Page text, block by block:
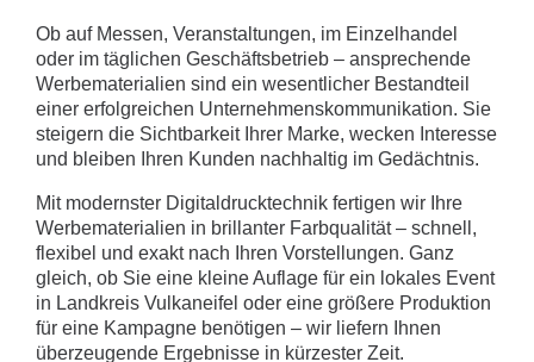
Ob auf Messen, Veranstaltungen, im Einzelhandel
oder im täglichen Geschäftsbetrieb – ansprechende
Werbematerialien sind ein wesentlicher Bestandteil
einer erfolgreichen Unternehmenskommunikation. Sie
steigern die Sichtbarkeit Ihrer Marke, wecken Interesse
und bleiben Ihren Kunden nachhaltig im Gedächtnis.
Mit modernster Digitaldrucktechnik fertigen wir Ihre
Werbematerialien in brillanter Farbqualität – schnell,
flexibel und exakt nach Ihren Vorstellungen. Ganz
gleich, ob Sie eine kleine Auflage für ein lokales Event
in Landkreis Vulkaneifel oder eine größere Produktion
für eine Kampagne benötigen – wir liefern Ihnen
überzeugende Ergebnisse in kürzester Zeit.